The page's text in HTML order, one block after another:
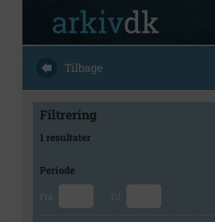
Tilbage
Filtrering
1 resultater
Periode
Fra Til